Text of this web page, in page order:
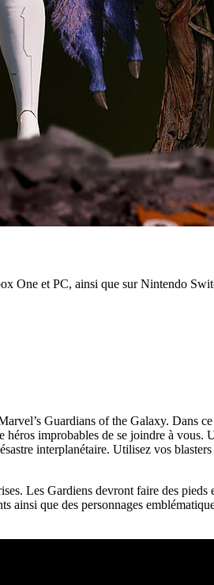
One et PC, ainsi que sur Nintendo
Guardians of the Galaxy. Dans
improbables de se joindre à vous.
interplanétaire. Utilisez vos
Les Gardiens devront faire des
que des personnages